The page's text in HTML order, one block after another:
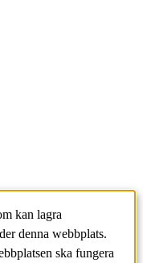
kan lagra
denna webbplats.
ska fungera